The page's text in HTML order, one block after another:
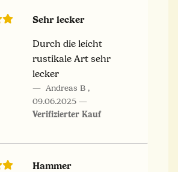
Sehr lecker
Durch die leicht
rustikale Art sehr
lecker
Andreas B ,
09.06.2025
Verifizierter Kauf
Hammer